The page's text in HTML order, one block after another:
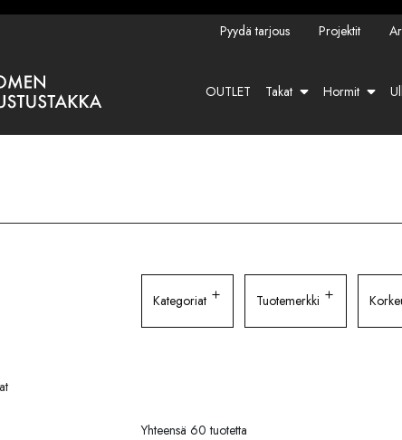
Pyydä tarjous Projektit
OUTLET Takat Hormit
Kategoriat Tuotemerkki
Yhteensä 60 tuotetta